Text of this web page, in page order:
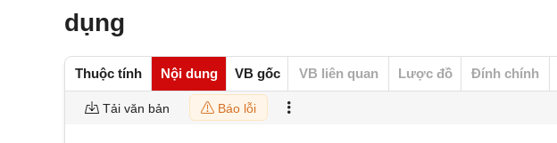
dụng
Thuộc tính Nội dung VB gốc VB liên quan Lược đồ Đính chính
Tải văn bản Báo lỗi